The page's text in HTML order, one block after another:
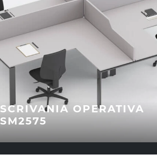
SCRIVANIA OPERATIVA
SM2575